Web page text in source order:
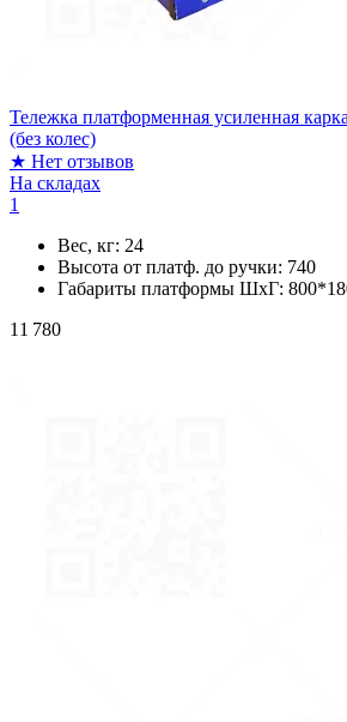
Тележка платформенная усиленная
(без колес)
★ Нет отзывов
На складах
1
Вес, кг: 24
Высота от платф. до ручки: 740
Габариты платформы ШxГ:
11 780